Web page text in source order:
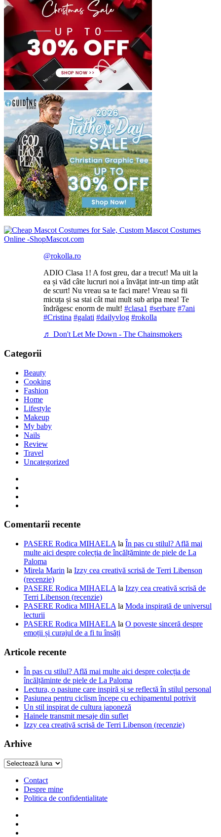
@rokolla.ro
ADIO Clasa 1! A fost greu, dar a trecut! Ma uit la
ea și văd câte lucruri noi a învățat intr-un timp atât
de scurt! Nu vreau sa te faci mare! Vreau sa fii
micuța și sa stai cât mai mult sub aripa mea! Te
îndrăgesc enorm de mult! #clasa1 #serbare #7ani
#Cristina #galati #dailyvlog #rokolla
♬ Don't Let Me Down - The Chainsmokers
Categorii
Beauty
Cooking
Fashion
Home
Lifestyle
Makeup
My baby
Nails
Review
Travel
Uncategorized
Comentarii recente
PASERE Rodica MIHAELA la În pas cu stilul? Află mai
multe aici despre colecția de încălțăminte de piele de La
Paloma
Mirela Marin la Izzy cea creativă scrisă de Terri Libenson
(recenzie)
PASERE Rodica MIHAELA la Izzy cea creativă scrisă de
Terri Libenson (recenzie)
PASERE Rodica MIHAELA la Moda inspirată de universul
lecturii
PASERE Rodica MIHAELA la O poveste sinceră despre
emoții și curajul de a fi tu însăți
Articole recente
În pas cu stilul? Află mai multe aici despre colecția de
încălțăminte de piele de La Paloma
Lectura, o pasiune care inspiră și se reflectă în stilul personal
Pasiunea pentru ciclism începe cu echipamentul potrivit
Un stil inspirat de cultura japoneză
Hainele transmit mesaje din suflet
Izzy cea creativă scrisă de Terri Libenson (recenzie)
Arhive
Arhive
Contact
Despre mine
Politica de confidentialitate